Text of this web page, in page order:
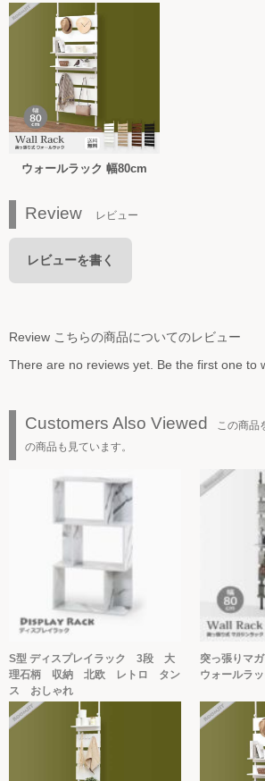
ウォールラック 幅80cm
Review レビュー
レビューを書く
Review こちらの商品についてのレビュー
There are no reviews yet. Be the first one to
Customers Also Viewed
この商品
の商品も見ています。
S型 ディスプレイラック 3段 大
理石柄 収納 北欧 レトロ タン
ス おしゃれ
突っ張りマ
ウォールラ